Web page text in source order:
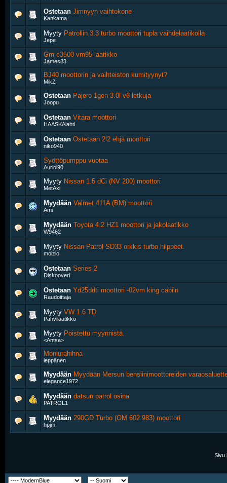
Ostetaan Jimnyyn vaihtokone
Kankama
Myyty Patrollin 3.3 turbo moottori tupla vaihdelaatikolla
Jepe
Gm c3500 vm95 laatikko
James83
BJ40 moottorin ja vaihteiston kumityynyt?
MikZ
Ostetaan Pajero 1gen 3.0l v6 letkuja
Joopu
Ostetaan Vitara moottori
HAASKAlahti
Ostetaan Ostetaan 2l2 ehjä moottori
niko940
Syöttöpumppu vuotaa
Auriol90
Myyty Nissan 1.5 dCi (NV 200) moottori
MetAxi
Myydään Valmet 411A (BM) moottori
Ami
Myydään Toyota 4.2 HZ1 moottori ja jakolaatikko
W9462
Myyty Nissan Patrol SD33 orkkis turbo hilppeet.
moizio
Ostetaan Series 2
Diskooveri
Ostetaan Yd25ddti moottori -02vm king cabiin
Raudoittaja
Myyty VW 1.6 TD
Pahvilaatikko
Myyty Poistettu myynnistä.
<Antsa>
Moniurahihna
leppänen
Myydään Myydään Mersun bensiinimoottoreiden
elegance1972
Myydään datsun patrol osina
PATROL1
Myydään 290GD Turbo (OM 602.983) moottori
hpjm
Sivu